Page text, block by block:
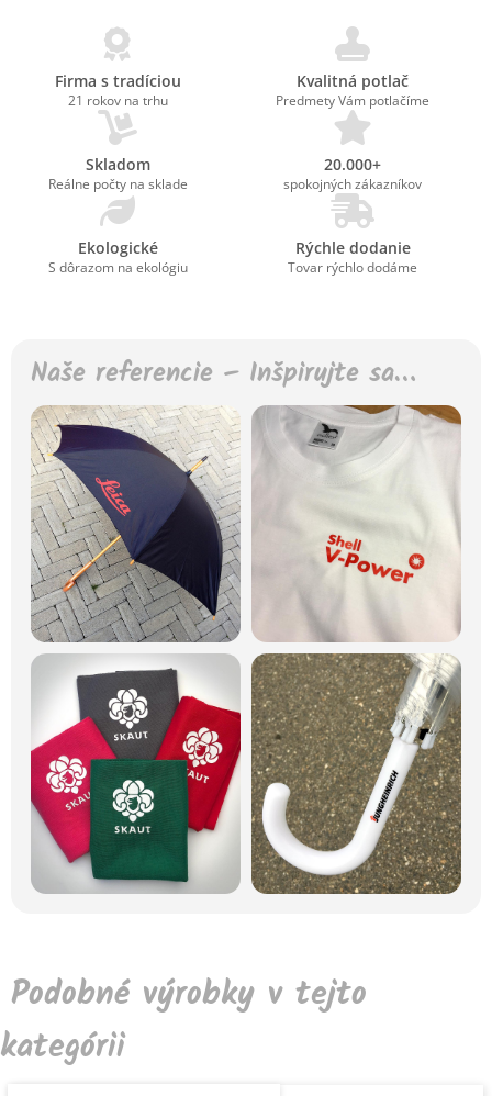
Firma s tradíciou
21 rokov na trhu
Kvalitná potlač
Predmety Vám potlačíme
Skladom
Reálne počty na sklade
20.000+
spokojných zákazníkov
Ekologické
S dôrazom na ekológiu
Rýchle dodanie
Tovar rýchlo dodáme
Naše referencie – Inšpirujte sa…
Podobné výrobky v tejto
kategórii